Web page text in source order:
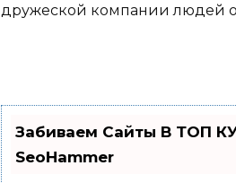
дружеской компании людей
Забиваем Сайты В ТОП
SeoHammer